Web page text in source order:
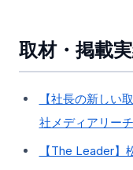
取材・掲載
【社長の新しい
社メディアリー
【The Leader】